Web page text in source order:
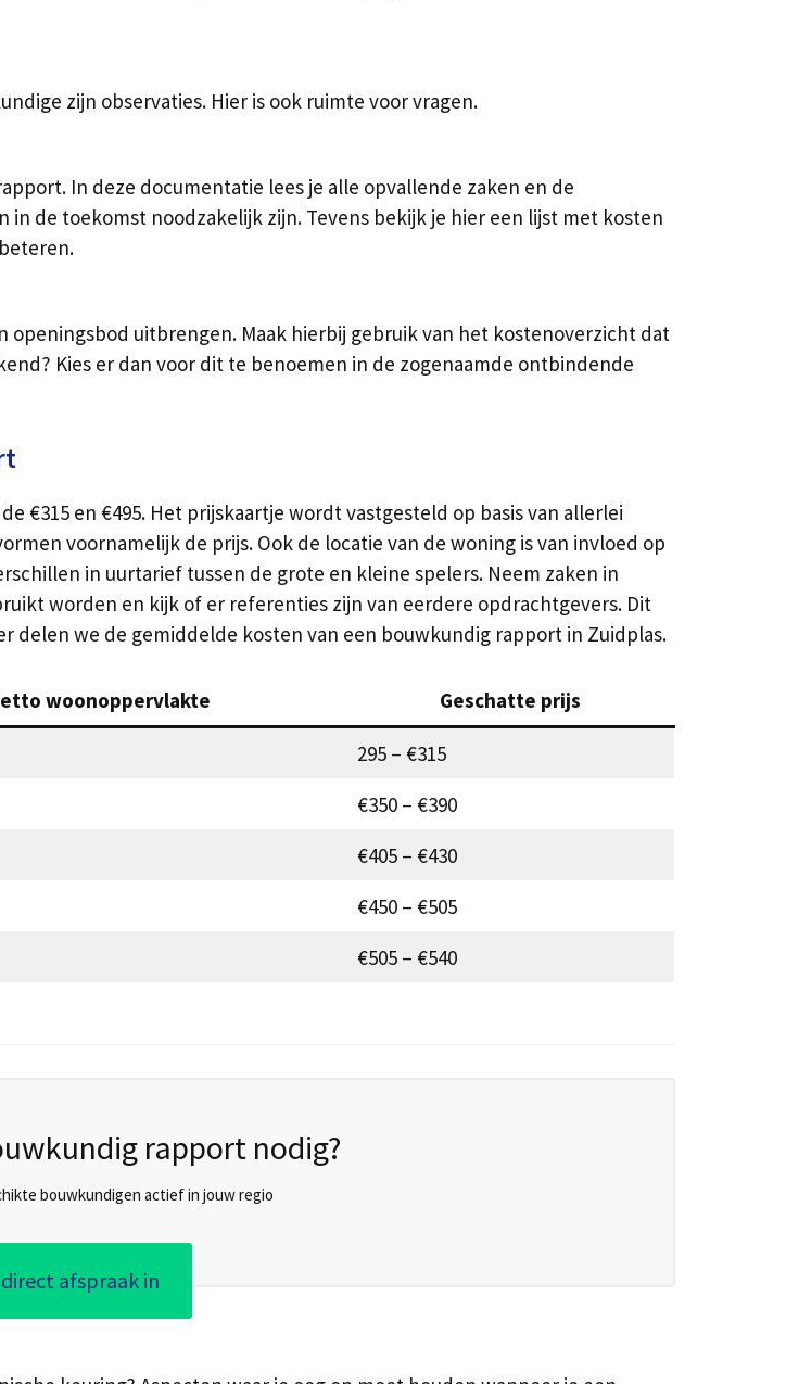
zijn observaties. Hier is ook ruimte voor vragen.
In deze documentatie lees je alle opvallende zaken en de
de toekomst noodzakelijk zijn. Tevens bekijk je hier een lijst met kosten
openingsbod uitbrengen. Maak hierbij gebruik van het kostenoverzicht dat
Kies er dan voor dit te benoemen in de zogenaamde ontbindende
€315 en €495. Het prijskaartje wordt vastgesteld op basis van allerlei
voornamelijk de prijs. Ook de locatie van de woning is van invloed op
in uurtarief tussen de grote en kleine spelers. Neem zaken in
worden en kijk of er referenties zijn van eerdere opdrachtgevers. Dit
delen we de gemiddelde kosten van een bouwkundig rapport in Zuidplas.
woonoppervlakte Geschatte prijs
295 – €315
€350 – €390
€405 – €430
€450 – €505
€505 – €540
rapport nodig?
bouwkundigen actief in jouw regio
afspraak in